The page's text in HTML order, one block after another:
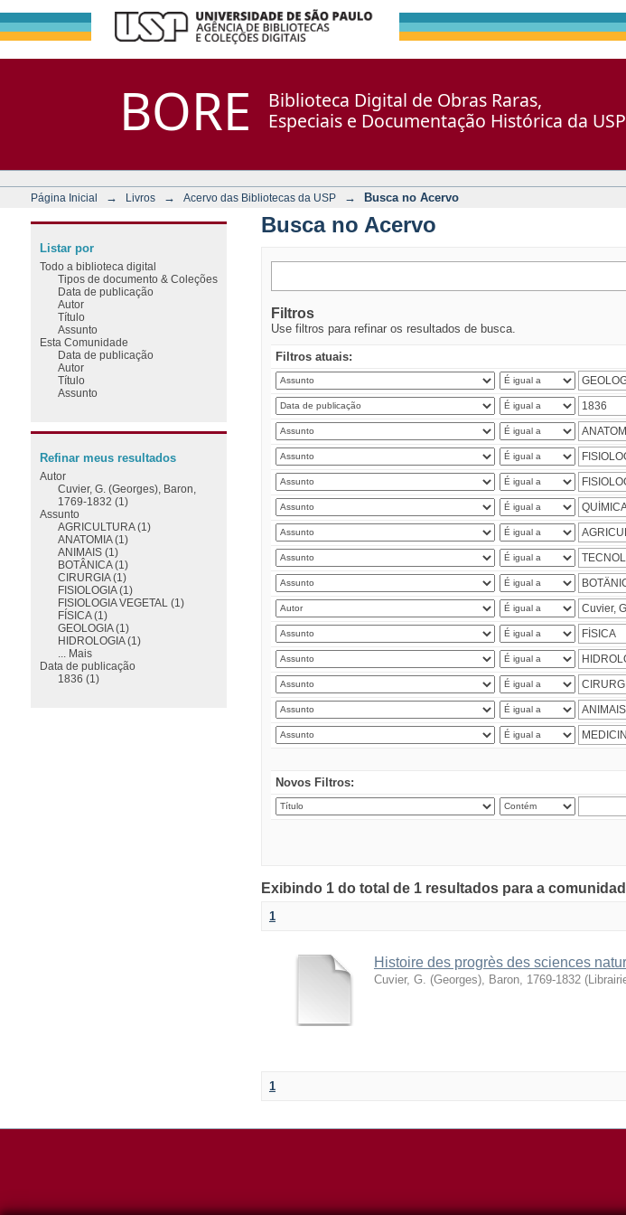
BORE
Biblioteca Digital de Obras Raras,
Especiais e Documentação Histórica da USP
Página Inicial → Livros → Acervo das Bibliotecas da USP → Busca no Acervo
Busca no Acervo
Filtros
Use filtros para refinar os resultados de busca.
Filtros atuais:
Novos Filtros:
Exibindo 1 do total de 1 resultados para a
1
Histoire des progrès des sciences
Cuvier, G. (Georges), Baron, 1769-1832 (
1
Listar por
Todo a biblioteca digital
Tipos de documento & Coleções
Data de publicação
Autor
Título
Assunto
Esta Comunidade
Data de publicação
Autor
Título
Assunto
Refinar meus resultados
Autor
Cuvier, G. (Georges), Baron,
1769-1832 (1)
Assunto
AGRICULTURA (1)
ANATOMIA (1)
ANIMAIS (1)
BOTÂNICA (1)
CIRURGIA (1)
FISIOLOGIA (1)
FISIOLOGIA VEGETAL (1)
FÍSICA (1)
GEOLOGIA (1)
HIDROLOGIA (1)
... Mais
Data de publicação
1836 (1)